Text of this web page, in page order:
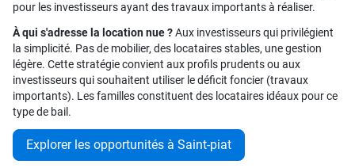
pour les investisseurs ayant des travaux importants à réaliser.
À qui s'adresse la location nue ?Aux investisseurs qui privilégient
la simplicité. Pas de mobilier, des locataires stables, une gestion
légère. Cette stratégie convient aux profils prudents ou aux
investisseurs qui souhaitent utiliser le déficit foncier (travaux
importants). Les familles constituent des locataires idéaux pour ce
type de bail.
Explorer les opportunités à Saint-piat